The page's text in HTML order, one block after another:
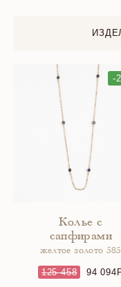
-
Колье с
сапфирами
желтое золото 585
125 458 94 094